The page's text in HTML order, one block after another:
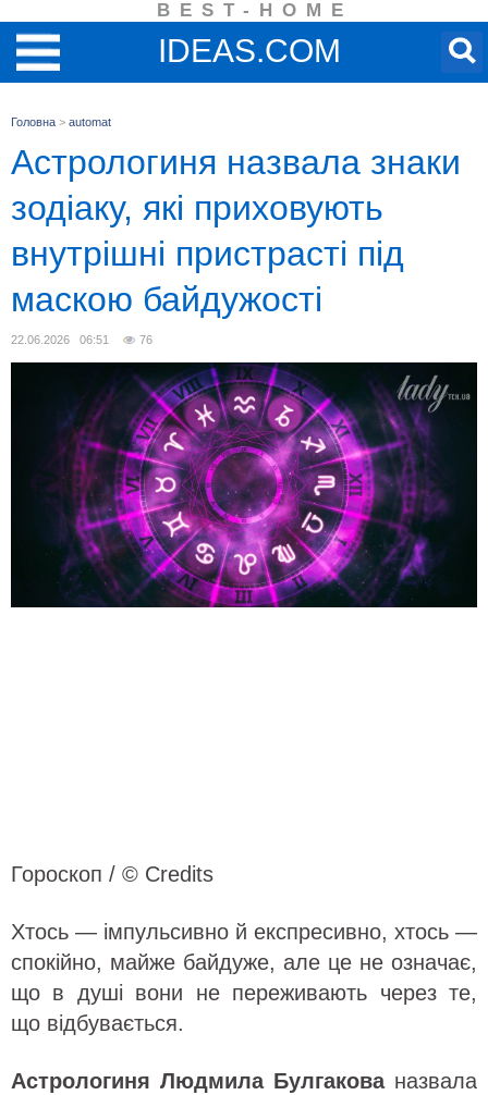
BEST-HOME
IDEAS.COM
Головна > automat
Астрологиня назвала знаки
зодіаку, які приховують
внутрішні пристрасті під
маскою байдужості
22.06.2026 06:51 76
Гороскоп / © Credits
Хтось — імпульсивно й експресивно, хтось —
спокійно, майже байдуже, але це не означає,
що в душі вони не переживають через те,
що відбувається.
Астрологиня Людмила Булгакованазвала